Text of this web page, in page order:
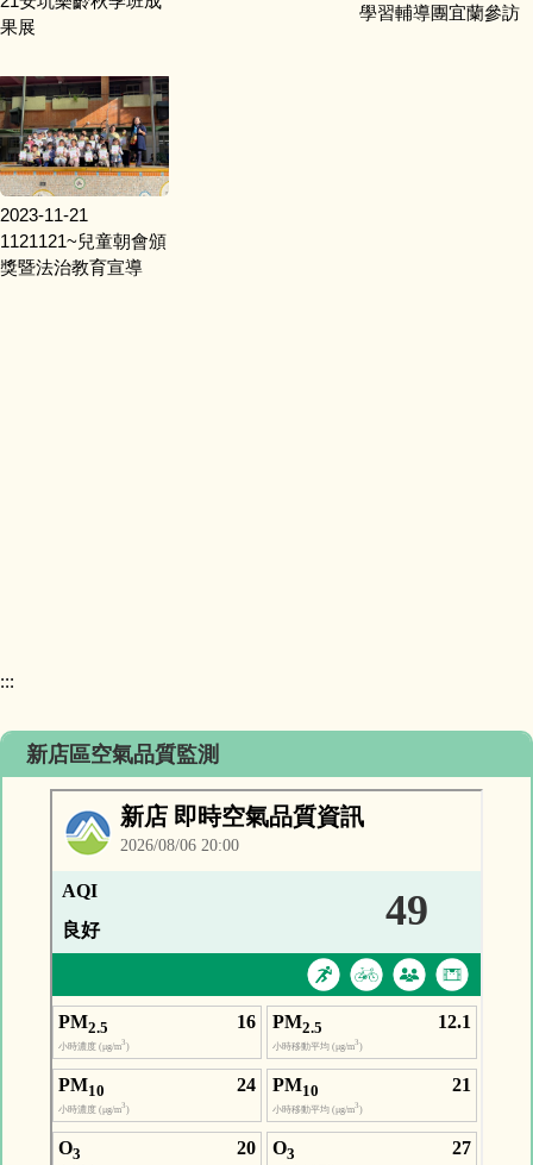
果展
學習輔導團宜蘭參訪
2023-11-21
1121121~兒童朝會頒
獎暨法治教育宣導
:::
新店區空氣品質監測